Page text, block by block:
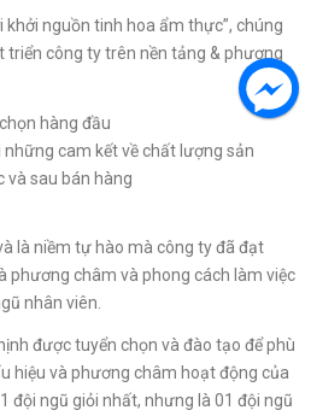
khởi nguồn tinh hoa ẩm thực”, chúng
triển công ty trên nền tảng & phương
hàng đầu
cam kết về chất lượng sản
và sau bán hàng
là niềm tự hào mà công ty đã đạt
phương châm và phong cách làm việc
nhân viên.
được tuyển chọn và đào tạo để phù
hiệu và phương châm hoạt động của
đội ngũ giỏi nhất, nhưng là 01 đội ngũ